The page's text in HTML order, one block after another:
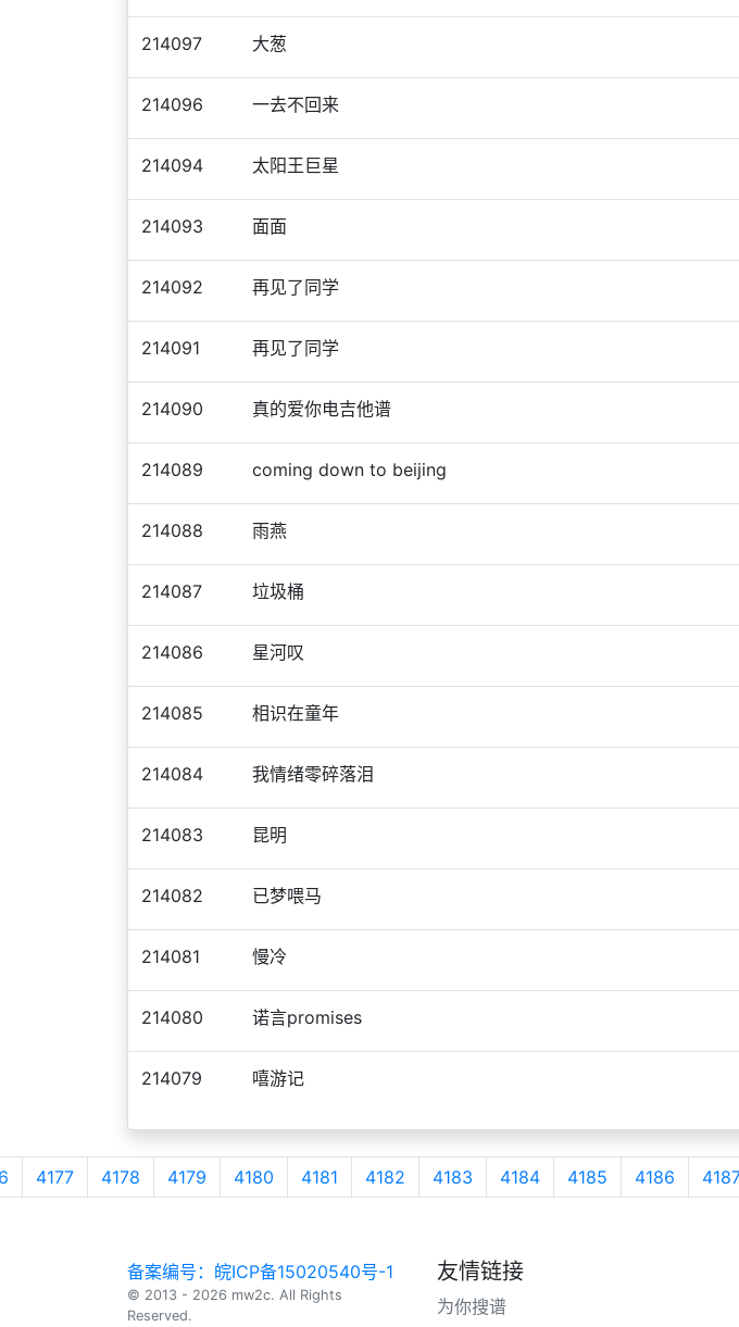
214097 大葱
214096 一去不回来
214094 太阳王巨星
214093 面面
214092 再见了同学
214091 再见了同学
214090 真的爱你电吉他谱
214089 coming down to beijing
214088 雨燕
214087 垃圾桶
214086 星河叹
214085 相识在童年
214084 我情绪零碎落泪
214083 昆明
214082 已梦喂马
214081 慢冷
214080 诺言promises
214079 嘻游记
4177 4178 4179 4180 4181 4182 4183 4184 4185 4186
备案编号：皖ICP备15020540号-1
© 2013 - 2026 mw2c. All Rights
Reserved.
友情链接
为你搜谱